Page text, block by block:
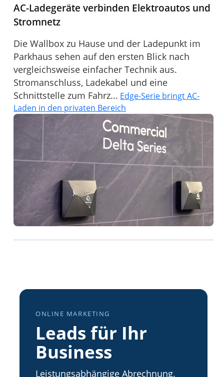
AC-Ladegeräte verbinden Elektroautos und
Stromnetz
Die Wallbox zu Hause und der Ladepunkt im
Parkhaus sehen auf den ersten Blick nach
vergleichsweise einfacher Technik aus.
Stromanschluss, Ladekabel und eine
Schnittstelle zum Fahrz... Edge-Serie bringt AC-
Laden in den privaten Bereich
ONLINE MARKETING
Leads für Ihr
Business
Leistungsabhängige Abrechnung.